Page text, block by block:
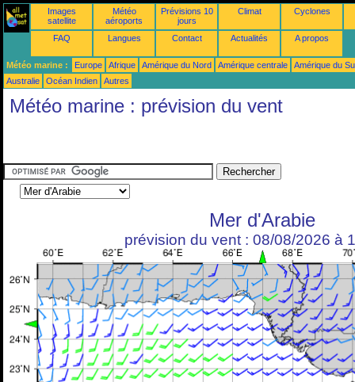
Images
satellite
Météo
aéroports
Prévisions 10
jours
Climat Cyclones
FAQ Langues Contact Actualités A propos
Météo marine : Europe Afrique Amérique du Nord Amérique centrale
Amérique du
Australie
Océan Indien Autres
Météo marine : prévision du vent
Mer d'Arabie
prévision du vent : 08/08/2026 à